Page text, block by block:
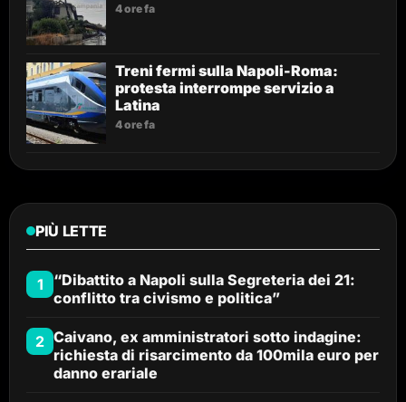
4 ore fa
Treni fermi sulla Napoli-Roma:
protesta interrompe servizio a
Latina
4 ore fa
PIÙ LETTE
1
“Dibattito a Napoli sulla Segreteria dei 21:
conflitto tra civismo e politica”
2 Caivano, ex amministratori sotto indagine:
richiesta di risarcimento da 100mila euro per
danno erariale